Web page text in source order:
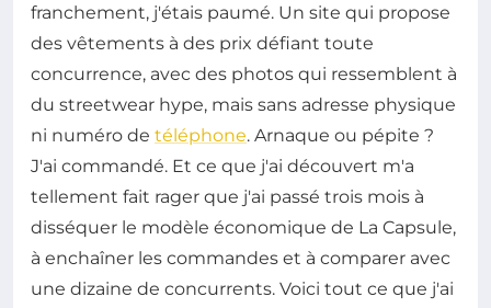
franchement, j'étais paumé. Un site qui propose
des vêtements à des prix défiant toute
concurrence, avec des photos qui ressemblent à
du streetwear hype, mais sans adresse physique
ni numéro de téléphone. Arnaque ou pépite ?
J'ai commandé. Et ce que j'ai découvert m'a
tellement fait rager que j'ai passé trois mois à
disséquer le modèle économique de La Capsule,
à enchaîner les commandes et à comparer avec
une dizaine de concurrents. Voici tout ce que j'ai